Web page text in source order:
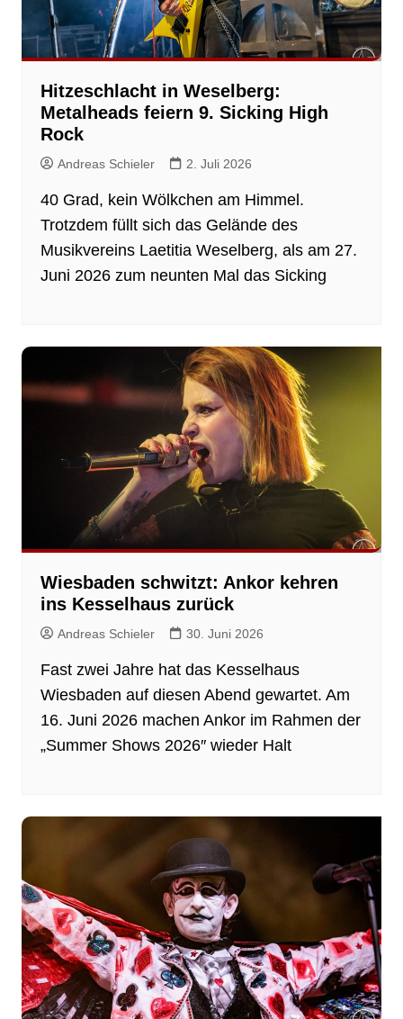
Hitzeschlacht in Weselberg:
Metalheads feiern 9. Sicking High
Rock
Andreas Schieler 2. Juli 2026
40 Grad, kein Wölkchen am Himmel.
Trotzdem füllt sich das Gelände des
Musikvereins Laetitia Weselberg, als am 27.
Juni 2026 zum neunten Mal das Sicking
Wiesbaden schwitzt: Ankor kehren
ins Kesselhaus zurück
Andreas Schieler 30. Juni 2026
Fast zwei Jahre hat das Kesselhaus
Wiesbaden auf diesen Abend gewartet. Am
16. Juni 2026 machen Ankor im Rahmen der
„Summer Shows 2026″ wieder Halt